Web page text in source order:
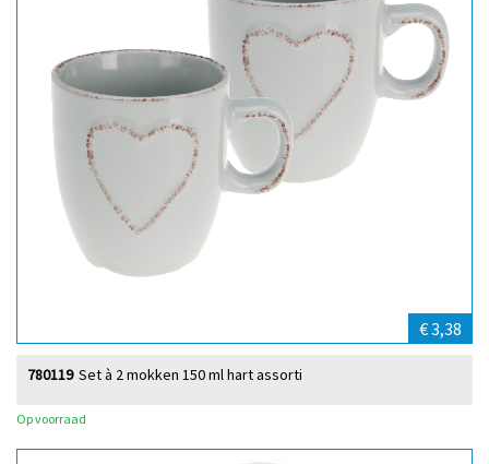
€ 3,38
Set à 2 mokken 150 ml hart assorti
780119
Op voorraad